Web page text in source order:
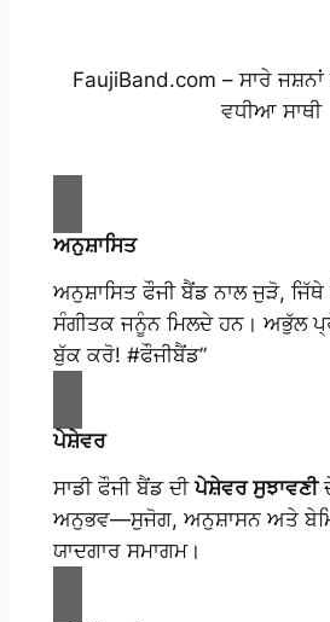
FaujiBand.com – ਸਾਰੇ
ਵਧੀਆ ਸਾਥੀ
ਅਨੁਸ਼ਾਸਿਤ
ਅਨੁਸ਼ਾਸਿਤ ਫੌਜੀ ਬੈਂਡ ਨਾਲ ਜੁੜੋ,
ਸੰਗੀਤਕ ਜਨੂੰਨ ਮਿਲਦੇ ਹਨ। ਅਭੁੱਲ
ਬੁੱਕ ਕਰੋ! #ਫੌਜੀਬੈਂਡ”
ਪੇਸ਼ੇਵਰ
ਸਾਡੀ ਫੌਜੀ ਬੈਂਡ ਦੀਪੇਸ਼ੇਵਰ ਸੁਝਾਵਣੀ
ਅਨੁਭਵ—ਸੁਜੋਗ, ਅਨੁਸ਼ਾਸਨ ਅਤੇ
ਯਾਦਗਾਰ ਸਮਾਗਮ।